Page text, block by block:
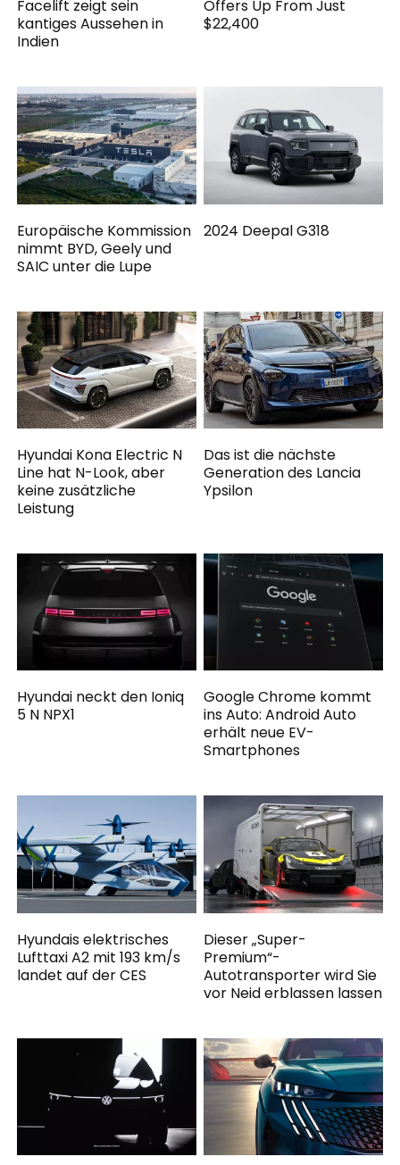
Facelift zeigt sein
kantiges Aussehen in
Indien
Offers Up From Just
$22,400
Europäische Kommission
nimmt BYD, Geely und
SAIC unter die Lupe
2024 Deepal G318
Hyundai Kona Electric N
Line hat N-Look, aber
keine zusätzliche
Leistung
Das ist die nächste
Generation des Lancia
Ypsilon
Hyundai neckt den Ioniq
5 N NPX1
Google Chrome kommt
ins Auto: Android Auto
erhält neue EV-
Smartphones
Hyundais elektrisches
Lufttaxi A2 mit 193 km/s
landet auf der CES
Dieser „Super-
Premium“-
Autotransporter wird Sie
vor Neid erblassen lassen